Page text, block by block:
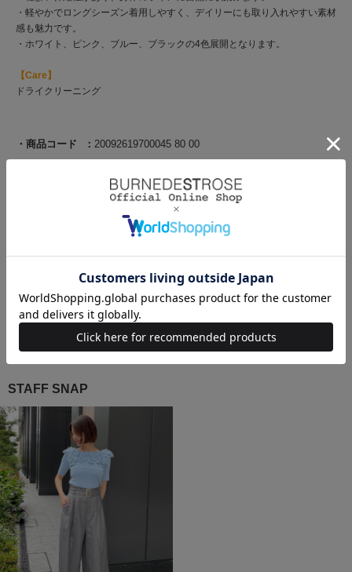
商品コード 20092619700045 80 00
レーヨン52% ナイロン48%
サイズ
サイ
着丈
身
袖
袖幅
袖口
裾回
F(00) 45.5 38 28 14.5 10 71
STAFF SNAP
・軽やかでロングシーズン着用しやすく、デイリーにも取り入れやすい素材
感も魅力です。
・ホワイト、ピンク、ブルー、ブラックの4色展開となります。
【Care】
ドライクリーニング